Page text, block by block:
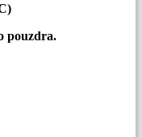
pouzdra.